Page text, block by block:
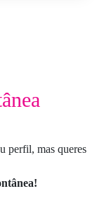
perfil, mas queres